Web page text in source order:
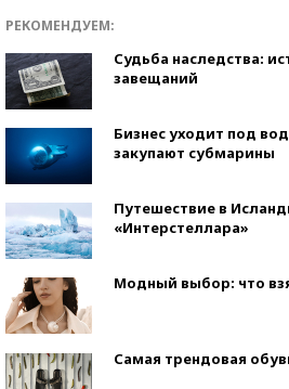
РЕКОМЕНДУЕМ:
Судьба наследства:
завещаний
Бизнес уходит под
закупают субмарины
Путешествие в
«Интерстеллара»
Модный выбор: что
Самая трендовая